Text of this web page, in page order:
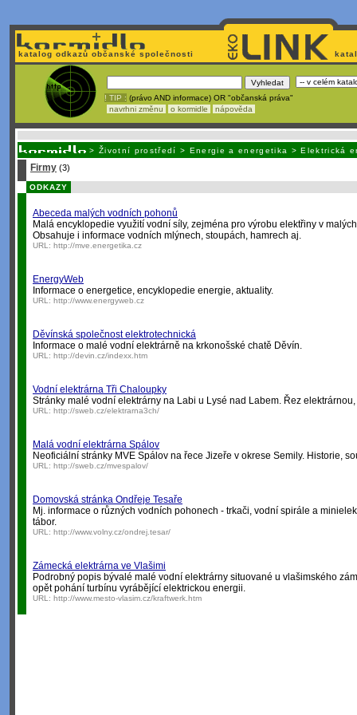
katalog odkazů občanské společnosti
! TIP : (právo AND informace) OR "občanská práva"
navrhni změnu
o kormidle nápověda
> Životní prostředí > Energie a energetika >Elektrická
Firmy (3)
ODKAZY
Abeceda malých vodních pohonů
Malá encyklopedie využití vodní síly, zejména pro výrobu elektřiny v
Obsahuje i informace vodních mlýnech, stoupách, hamrech aj.
URL: http://mve.energetika.cz
EnergyWeb
Informace o energetice, encyklopedie energie, aktuality.
URL: http://www.energyweb.cz
Děvínská společnost elektrotechnická
Informace o malé vodní elektrárně na krkonošské chatě Děvín.
URL: http://devin.cz/indexx.htm
Vodní elektrárna Tři Chaloupky
Stránky malé vodní elektrárny na Labi u Lysé nad Labem. Řez
URL: http://sweb.cz/elektrarna3ch/
Malá vodní elektrárna Spálov
Neoficiální stránky MVE Spálov na řece Jizeře v okrese Semily. Historie,
URL: http://sweb.cz/mvespalov/
Domovská stránka Ondřeje Tesaře
Mj. informace o různých vodních pohonech - trkači, vodní spirále a
tábor.
URL: http://www.volny.cz/ondrej.tesar/
Zámecká elektrárna ve Vlašimi
Podrobný popis bývalé malé vodní elektrárny situované u vlašimského
opět pohání turbínu vyrábějící elektrickou energii.
URL: http://www.mesto-vlasim.cz/kraftwerk.htm